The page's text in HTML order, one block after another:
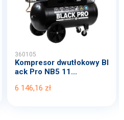
360105
Kompresor dwutłokowy Bl
ack Pro NB5 11...
6 146,16 zł